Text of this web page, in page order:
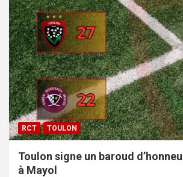
RCT TOULON
Toulon signe un baroud
à Mayol